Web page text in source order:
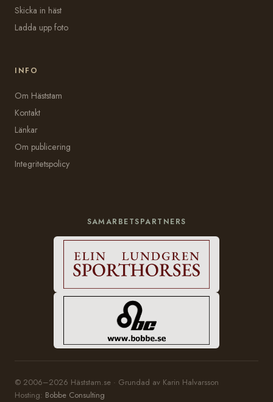
Skicka in häst
Ladda upp foto
INFO
Om Häststam
Kontakt
Länkar
Om publicering
Integritetspolicy
SAMARBETSPARTNERS
© 2006–2026 Häststam.se · Grundad av Karin Halvarsson
Hosting: Bobbe Consulting